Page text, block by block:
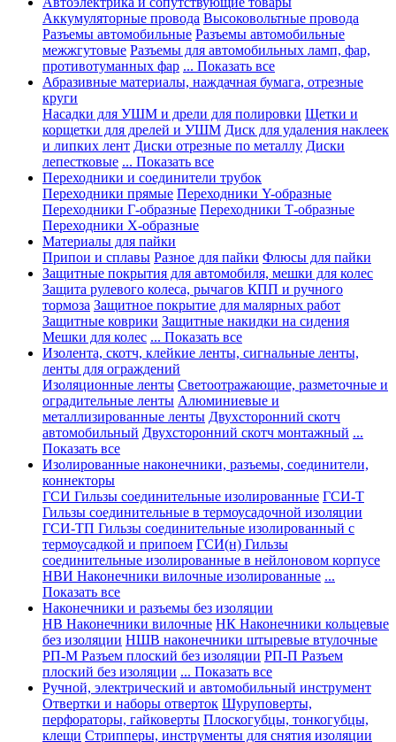
Аккумуляторные провода Высоковольтные провода
Разъемы автомобильные Разъемы автомобильные
межжгутовые Разъемы для автомобильных ламп, фар,
противотуманных фар ... Показать все
Абразивные материалы, наждачная бумага, отрезные
круги
Насадки для УШМ и дрели для полировки Щетки и
корщетки для дрелей и УШМ Диск для удаления наклеек
и липких лент Диски отрезные по металлу Диски
лепестковые ... Показать все
Переходники и соединители трубок
Переходники прямые Переходники Y-образные
Переходники Г-образные Переходники Т-образные
Переходники Х-образные
Материалы для пайки
Припои и сплавы Разное для пайки Флюсы для пайки
Защитные покрытия для автомобиля, мешки для колес
Защита рулевого колеса, рычагов КПП и ручного
тормоза Защитное покрытие для малярных работ
Защитные коврики Защитные накидки на сидения
Мешки для колес ... Показать все
Изолента, скотч, клейкие ленты, сигнальные ленты,
ленты для ограждений
Изоляционные ленты Светоотражающие, разметочные и
оградительные ленты Алюминиевые и
металлизированные ленты Двухсторонний скотч
автомобильный Двухсторонний скотч монтажный ...
Показать все
Изолированные наконечники, разъемы, соединители,
коннекторы
ГСИ Гильзы соединительные изолированные ГСИ-Т
Гильзы соединительные в термоусадочной изоляции
ГСИ-ТП Гильзы соединительные изолированный с
термоусадкой и припоем ГСИ(н) Гильзы
соединительные изолированные в нейлоновом корпусе
НВИ Наконечники вилочные изолированные ...
Показать все
Наконечники и разъемы без изоляции
НВ Наконечники вилочные НК Наконечники кольцевые
без изоляции НШВ наконечники штыревые втулочные
РП-М Разъем плоский без изоляции РП-П Разъем
плоский без изоляции ... Показать все
Ручной, электрический и автомобильный инструмент
Отвертки и наборы отверток Шуруповерты,
перфораторы, гайковерты Плоскогубцы, тонкогубцы,
клещи Стрипперы, инструменты для снятия изоляции